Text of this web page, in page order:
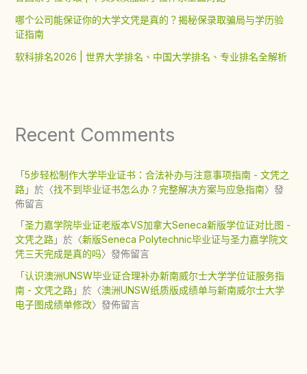
哪个公司能保证你的大学文凭是真的？揭秘保录取骗局与学历验
证指南
软科排名2026 | 世界大学排名、中国大学排名、专业排名全解析
Recent Comments
「5步轻松制作大学毕业证书：合法补办与注意事项指南 - 文凭之
路」於〈找不到毕业证书怎么办？完整解决方案与应急指南〉發
佈留言
「圣力嘉学院毕业证老版本VS加拿大Seneca新版学位证对比图 -
文凭之路」於〈新版Seneca Polytechnic毕业证与圣力嘉学院文
凭三天完成是真的吗〉發佈留言
「认识澳洲UNSW毕业证合理补办新南威尔士大学学位证服务指
南 - 文凭之路」於〈澳洲UNSW纸质版成绩单与新南威尔士大学
电子图成绩单修改〉發佈留言